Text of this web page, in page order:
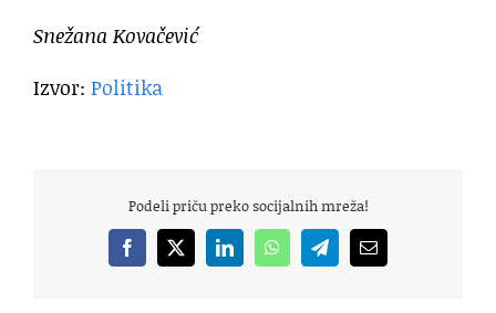
Snežana Kovačević
Izvor: Politika
Podeli priču preko socijalnih mreža!
Facebook
X LinkedInWhatsAppTelegramEmail